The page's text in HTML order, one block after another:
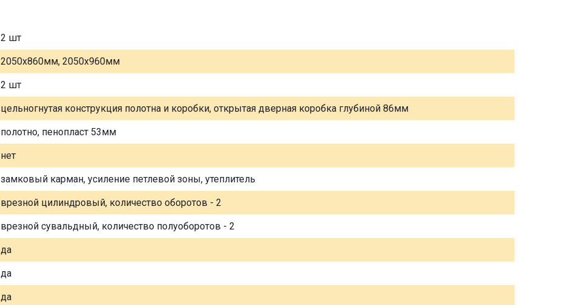
2 шт
2050х860мм, 2050х960мм
2 шт
цельногнутая конструкция полотна и коробки, открытая дверная коробка глубиной 86мм
полотно, пенопласт 53мм
нет
замковый карман, усиление петлевой зоны, утеплитель
врезной цилиндровый, количество оборотов - 2
врезной сувальдный, количество полуоборотов - 2
да
да
да